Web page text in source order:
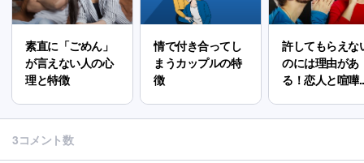
素直に「ごめん」
が言えない人の心
理と特徴
情で付き合ってし
まうカップルの特
徴
許してもらえな
のには理由があ
る！恋人と喧嘩
3コメント数